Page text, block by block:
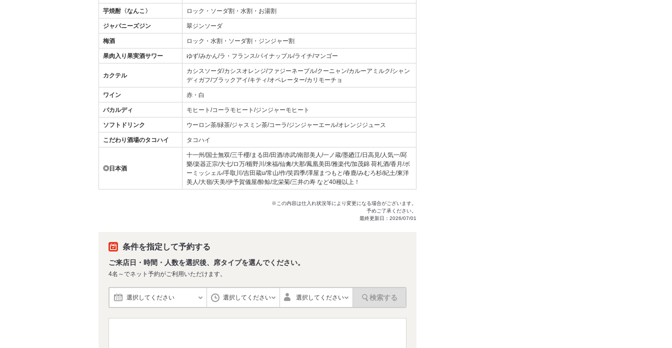
芋焼酎〈なんこ〉 ロック・ソーダ割・水割・お湯割
ジャパニーズジン 翠ジンソーダ
梅酒 ロック・水割・ソーダ割・ジンジャー割
果肉入り果実酒サワー ゆず/みかん/ラ・フランス/パイナップル/ライチ/マンゴー
カクテル
カシスソーダ/カシスオレンジ/ファジーネーブル/クーニャン/カルーアミルク/シャン
ディガフ/ブラックアイ/キティ/オペレーター/カリモーチョ
ワイン 赤・白
バカルディ モヒート/コーラモヒート/ジンジャーモヒート
ソフトドリンク ウーロン茶/緑茶/ジャスミン茶/コーラ/ジンジャーエール/オレンジジュース
こだわり酒場のタコハイ タコハイ
◎日本酒
十一州/国士無双/三千櫻/まる田/田酒/赤武/南部美人/一ノ蔵/墨廼江/日高見/人気一/冩
樂/楽器正宗/大七/ロ万/楯野川/来福/仙禽/大那/鳳凰美田/雅楽代/加茂錦 荷札酒/香月/ボ
ーミッシェル/手取川/吉田蔵u/常山/作/笑四季/澤屋まつもと/春鹿/みむろ杉/紀土/東洋
美人/大嶺/天美/伊予賀儀屋/酔鯨/北栄菊/三井の寿 など40種以上！
※この内容は仕入れ状況等により変更になる場合がございます。
予めご了承ください。
最終更新日：2026/07/01
条件を指定して予約する
ご来店日・時間・人数を選択後、席タイプを選んでください。
4名～でネット予約がご利用いただけます。
選択してください 選択してください 選択してください 検索する